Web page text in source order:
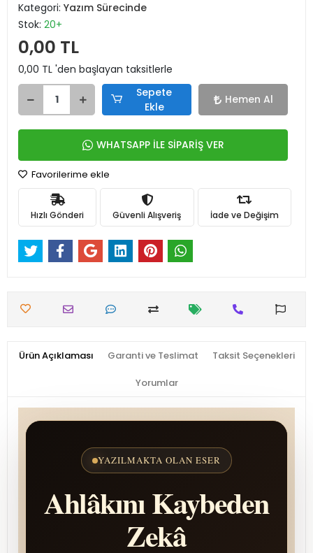
Kategori: Yazım Sürecinde
Stok: 20+
0,00 TL
0,00 TL 'den başlayan taksitlerle
Sepete
Ekle
Hemen Al
WHATSAPP İLE SİPARİŞ VER
Favorilerime ekle
Hızlı Gönderi Güvenli Alışveriş İade ve Değişim
Ürün Açıklaması Garanti ve Teslimat Taksit Seçenekleri
Yorumlar
YAZILMAKTA OLAN ESER
Ahlâkını Kaybeden
Zekâ